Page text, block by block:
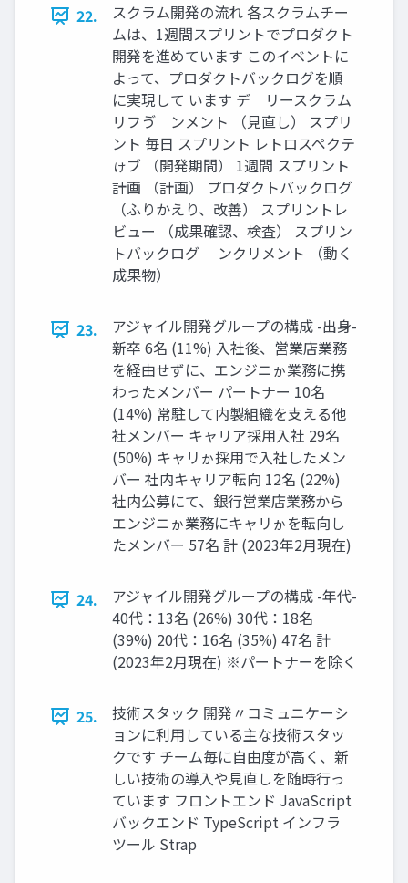
22.
スクラム開発の流れ 各スクラムチー
ムは、1週間スプリントでプロダクト
開発を進めています このイベントに
よって、プロダクトバックログを順
に実現して います デ゗リースクラム
リフゔ゗ンメント （見直し） スプリ
ント 毎日 スプリント レトロスペクテ
ゖブ （開発期間） 1週間 スプリント
計画 （計画） プロダクトバックログ
（ふりかえり、改善） スプリントレ
ビュー （成果確認、検査） スプリン
トバックログ ゗ンクリメント （動く
成果物）
23.
アジャイル開発グループの構成 -出身-
新卒 6名 (11%) 入社後、営業店業務
を経由せずに、エンジニゕ業務に携
わったメンバー パートナー 10名
(14%) 常駐して内製組織を支える他
社メンバー キャリア採用入社 29名
(50%) キャリゕ採用で入社したメン
バー 社内キャリア転向 12名 (22%)
社内公募にて、銀行営業店業務から
エンジニゕ業務にキャリゕを転向し
たメンバー 57名 計 (2023年2月現在)
24.
アジャイル開発グループの構成 -年代-
40代：13名 (26%) 30代：18名
(39%) 20代：16名 (35%) 47名 計
(2023年2月現在) ※パートナーを除く
25.
技術スタック 開発〃コミュニケーシ
ョンに利用している主な技術スタッ
クです チーム毎に自由度が高く、新
しい技術の導入や見直しを随時行っ
ています フロントエンド JavaScript
バックエンド TypeScript インフラ
ツール Strap